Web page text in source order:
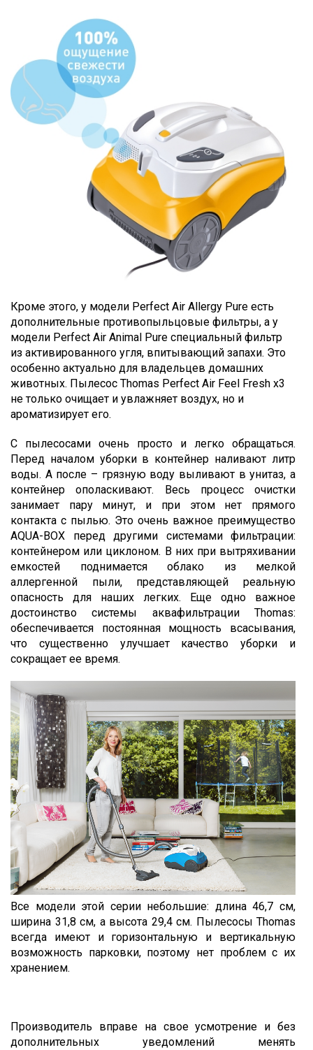
Кроме этого, у модели Perfect Air Allergy Pure есть
дополнительные противопыльцовые фильтры, а у
модели Perfect Air Animal Pure специальный фильтр
из активированного угля, впитывающий запахи. Это
особенно актуально для владельцев домашних
животных. Пылесос Thomas Perfect Air Feel Fresh x3
не только очищает и увлажняет воздух, но и
ароматизирует его.
С пылесосами очень просто и легко обращаться.
Перед началом уборки в контейнер наливают литр
воды. А после – грязную воду выливают в унитаз, а
контейнер ополаскивают. Весь процесс очистки
занимает пару минут, и при этом нет прямого
контакта с пылью. Это очень важное преимущество
AQUA-BOX перед другими системами фильтрации:
контейнером или циклоном. В них при вытряхивании
емкостей поднимается облако из мелкой
аллергенной пыли, представляющей реальную
опасность для наших легких. Еще одно важное
достоинство системы аквафильтрации Thomas:
обеспечивается постоянная мощность всасывания,
что существенно улучшает качество уборки и
сокращает ее время.
Все модели этой серии небольшие: длина 46,7 см,
ширина 31,8 см, а высота 29,4 см. Пылесосы Thomas
всегда имеют и горизонтальную и вертикальную
возможность парковки, поэтому нет проблем с их
хранением.
Производитель вправе на свое усмотрение и без
дополнительных уведомлений менять